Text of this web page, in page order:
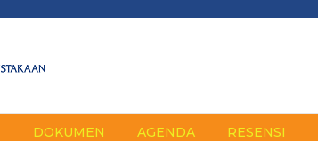
DOKUMEN AGENDA RESENSI